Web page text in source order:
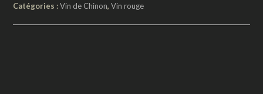
Catégories :Vin de Chinon,Vin rouge